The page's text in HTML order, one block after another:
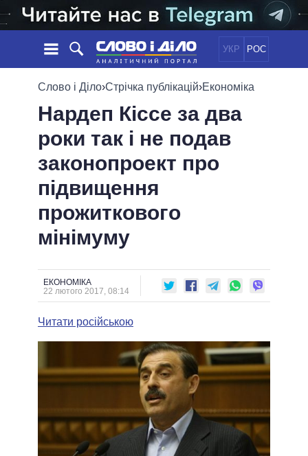
УКР РОС
НОВИНИ
СТРІЧКА
ПОДІЇ
СТАТТІ
ДУМКИ
ОГЛЯДИ
ДАЙДЖЕСТИ
ПОЛІТИКА
ЕКОНОМІКА
СУСПІЛЬСТВО
ОБIЦЯНКИ
ПОЛIТИКИ
УСІ ПОЛІТИКИ
ПРЕЗИДЕНТ І ОФІС
ВЕРХОВНА РАДА
КАБІНЕТ МІНІСТРІВ
МЕРИ МІСТ
ВСІ ПЕРСОНИ
ІНФОГРАФІКА
ВІДЕО
ПІДТРИМАТИ
ПОРІВНЯННЯ ПОЛІТИКІВ
Слово і Діло›Стрічка публікацій›Економіка
Нардеп Кіссе за два
роки так і не подав
законопроект про
підвищення
прожиткового
мінімуму
ЕКОНОМІКА
22 лютого 2017, 08:14
Читати російською